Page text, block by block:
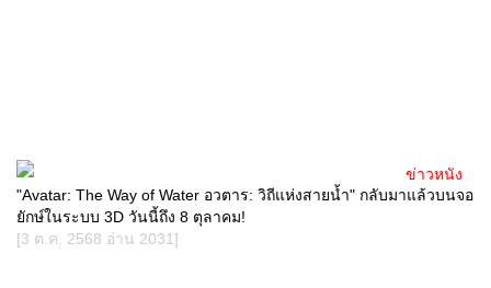
"Avatar: The Way of Water อวตาร: วิถีแห่งสายน้ำ" กลับมาแล้วบนจอ
ยักษ์ในระบบ 3D วันนี้ถึง 8 ตุลาคม!
[3 ต.ค. 2568 อ่าน 2031]
ข่าวหนัง